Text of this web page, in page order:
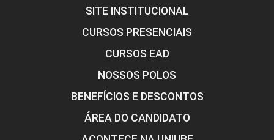
SITE INSTITUCIONAL
CURSOS PRESENCIAIS
CURSOS EAD
NOSSOS POLOS
BENEFÍCIOS E DESCONTOS
ÁREA DO CANDIDATO